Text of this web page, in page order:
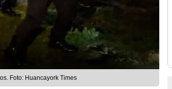
Foto: Huancayork Times